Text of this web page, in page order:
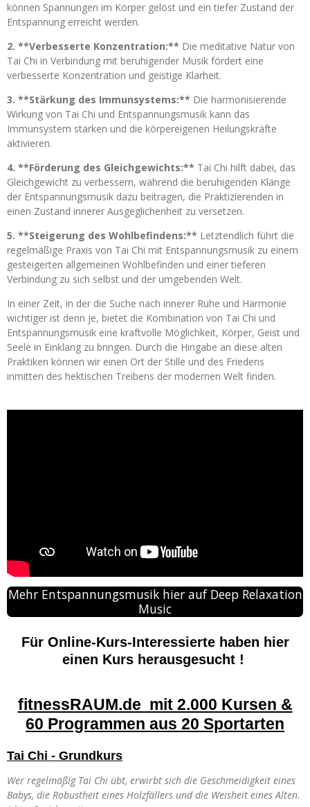
können Spannungen im Körper gelöst und ein tiefer Zustand der
Entspannung erreicht werden.
2. **Verbesserte Konzentration:** Die meditative Natur von
Tai Chi in Verbindung mit beruhigender Musik fördert eine
verbesserte Konzentration und geistige Klarheit.
3. **Stärkung des Immunsystems:** Die harmonisierende
Wirkung von Tai Chi und Entspannungsmusik kann das
Immunsystem stärken und die körpereigenen Heilungskräfte
aktivieren.
4. **Förderung des Gleichgewichts:** Tai Chi hilft dabei, das
Gleichgewicht zu verbessern, während die beruhigenden Klänge
der Entspannungsmusik dazu beitragen, die Praktizierenden in
einen Zustand innerer Ausgeglichenheit zu versetzen.
5. **Steigerung des Wohlbefindens:** Letztendlich führt die
regelmäßige Praxis von Tai Chi mit Entspannungsmusik zu einem
gesteigerten allgemeinen Wohlbefinden und einer tieferen
Verbindung zu sich selbst und der umgebenden Welt.
In einer Zeit, in der die Suche nach innerer Ruhe und Harmonie
wichtiger ist denn je, bietet die Kombination von Tai Chi und
Entspannungsmusik eine kraftvolle Möglichkeit, Körper, Geist und
Seele in Einklang zu bringen. Durch die Hingabe an diese alten
Praktiken können wir einen Ort der Stille und des Friedens
inmitten des hektischen Treibens der modernen Welt finden.
Mehr Entspannungsmusik hier auf Deep Relaxation
Music
Für Online-Kurs-Interessierte haben hier
einen Kurs herausgesucht !
fitnessRAUM.de mit 2.000 Kursen &
60 Programmen aus 20 Sportarten
Tai Chi - Grundkurs
Wer regelmäßig Tai Chi übt, erwirbt sich die Geschmeidigkeit eines
Babys, die Robustheit eines Holzfällers und die Weisheit eines Alten.